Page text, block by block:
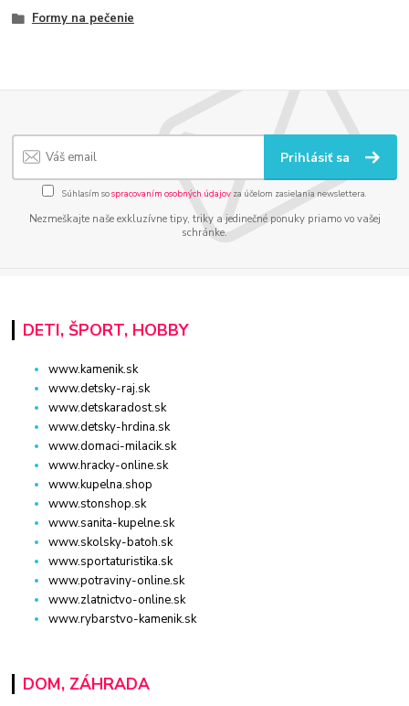
Formy na pečenie
Prihlásiť sa
Súhlasím sospracovaním osobných údajov za účelom zasielania newslettera.
Nezmeškajte naše exkluzívne tipy, triky a jedinečné ponuky priamo vo vašej
schránke.
DETI, ŠPORT, HOBBY
www.kamenik.sk
www.detsky-raj.sk
www.detskaradost.sk
www.detsky-hrdina.sk
www.domaci-milacik.sk
www.hracky-online.sk
www.kupelna.shop
www.stonshop.sk
www.sanita-kupelne.sk
www.skolsky-batoh.sk
www.sportaturistika.sk
www.potraviny-online.sk
www.zlatnictvo-online.sk
www.rybarstvo-kamenik.sk
DOM, ZÁHRADA